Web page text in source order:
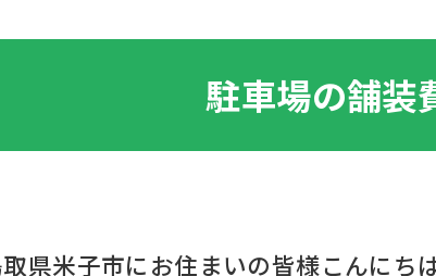
駐車場の舗装
県米子市にお住まいの皆様こんにち